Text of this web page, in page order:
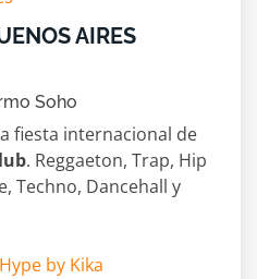
AIRES
Soho
fiesta internacional de
. Reggaeton, Trap, Hip
Techno, Dancehall y
by Kika